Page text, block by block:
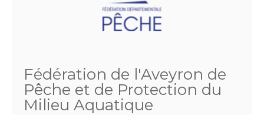
Fédération de l'Aveyron de
Pêche et de Protection du
Milieu Aquatique